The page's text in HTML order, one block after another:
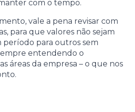
com o tempo.
vale a pena revisar com
para que valores não sejam
período para outros sem
entendendo o
áreas da empresa – o que nos